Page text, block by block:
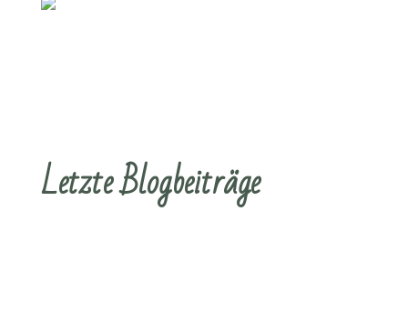
Letzte Blogbeiträge